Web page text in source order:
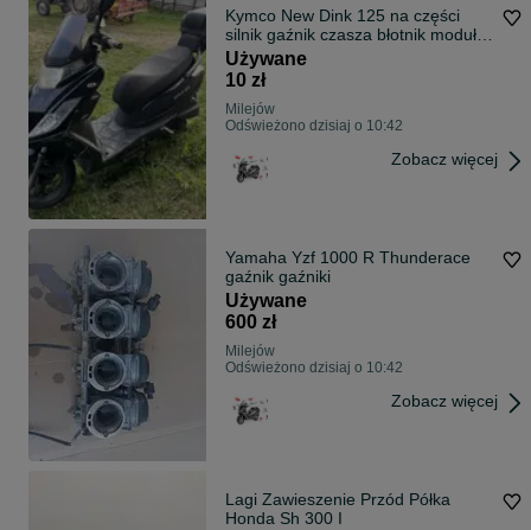
Kymco New Dink 125 na części
silnik gaźnik czasza błotnik moduł
plasti
Używane
10 zł
Milejów
Odświeżono dzisiaj o 10:42
Zobacz więcej
Yamaha Yzf 1000 R Thunderace
gaźnik gaźniki
Używane
600 zł
Milejów
Odświeżono dzisiaj o 10:42
Zobacz więcej
Lagi Zawieszenie Przód Półka
Honda Sh 300 I